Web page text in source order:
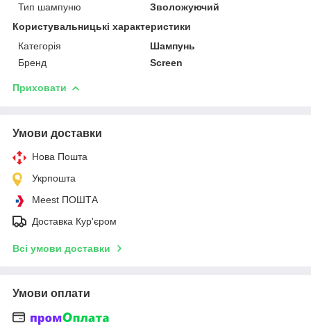
Тип шампуню
Зволожуючий
Користувальницькі характеристики
Категорія
Шампунь
Бренд
Sсreen
Приховати
Умови доставки
Нова Пошта
Укрпошта
Meest ПОШТА
Доставка Кур'єром
Всі умови доставки
Умови оплати